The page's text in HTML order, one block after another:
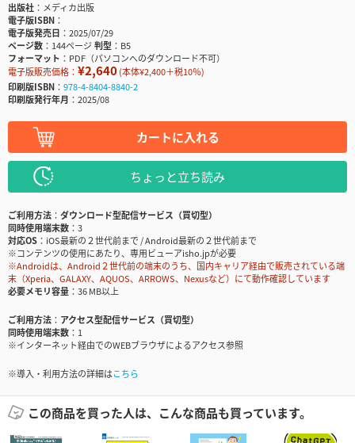
出版社
メディカ出版
電子版ISBN
電子版発売日
2025/07/29
ページ数
144ページ判型
B5
フォーマット
PDF（パソコンへのダウンロード不可）
電子版販売価格： ¥2,640(本体¥2,400＋税10％)
印刷版ISBN
978-4-8404-8840-2
印刷版発行年月
2025/08
カートに入れる
ちょっと立ち読み
ご利用方法
ダウンロード型配信サービス（買切型）
同時使用端末数
3
対応OS
iOS最新の２世代前まで / Android最新の２世代前まで
※コンテンツの使用にあたり、専用ビューアisho.jpが必要
※Androidは、Android２世代前の端末のうち、国内キャリア経由で販売されている端
末（Xperia、GALAXY、AQUOS、ARROWS、Nexusなど）にて動作確認しています
必要メモリ容量
36 MB以上
ご利用方法
アクセス型配信サービス（買切型）
同時使用端末数
1
※インターネット経由でのWEBブラウザによるアクセス参照
※導入・利用方法の詳細はこちら
この商品を買った人は、こんな商品も買っています。